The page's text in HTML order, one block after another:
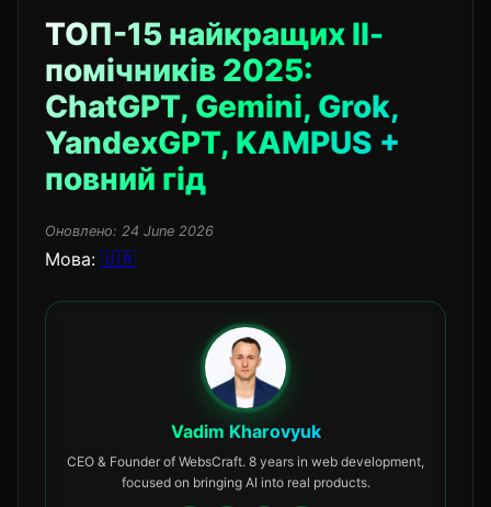
ТОП-15 найкращих ІІ-
помічників 2025:
ChatGPT, Gemini, Grok,
YandexGPT, KAMPUS +
повний гід
Оновлено: 24 June 2026
Мова: 🇺🇦
Vadim Kharovyuk
CEO & Founder of WebsCraft. 8 years in web development,
focused on bringing AI into real products.